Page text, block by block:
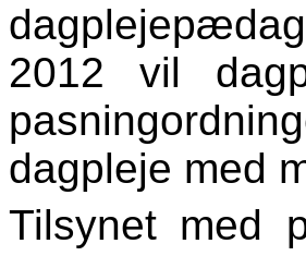
2012 vil
dagpleje med
Tilsynet med